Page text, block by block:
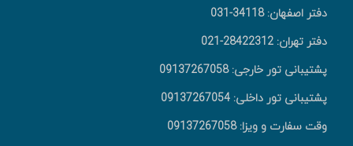
دفتر اصفهان: 34118-031
دفتر تهران: 28422312-021
پشتیبانی تور خارجی: 09137267058
پشتیبانی تور داخلی: 09137267054
وقت سفارت و ویزا: 09137267058